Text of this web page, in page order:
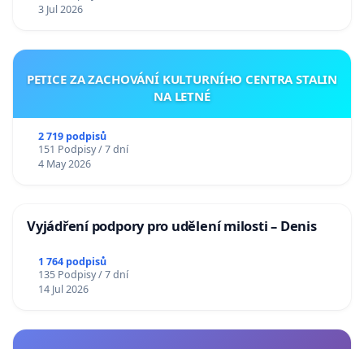
3 Jul 2026
PETICE ZA ZACHOVÁNÍ KULTURNÍHO CENTRA STALIN
NA LETNÉ
2 719 podpisů
151 Podpisy / 7 dní
4 May 2026
Vyjádření podpory pro udělení milosti – Denis
1 764 podpisů
135 Podpisy / 7 dní
14 Jul 2026